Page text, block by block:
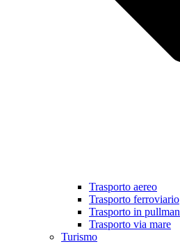
Trasporto aereo
Trasporto ferroviario
Trasporto in pullman
Trasporto via mare
Turismo